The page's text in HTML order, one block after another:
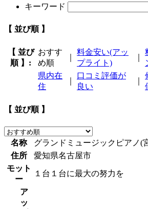
キーワード
【 並び順 】
【 並び
順 】:
おすす
め順
料金安い(アッ
プライト)
県内在
住
口コミ評価が
良い
【 並び順 】
名称
グランドミュージックピアノ(
住所
愛知県名古屋市
モット
ー
１台１台に最大の努力を
ア
ッ